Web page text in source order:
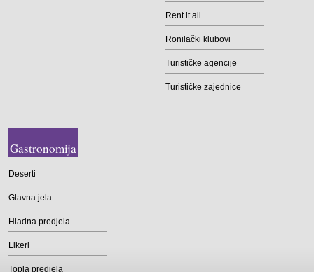
Rent it all
Ronilački klubovi
Turističke agencije
Turističke zajednice
Gastronomija
Deserti
Glavna jela
Hladna predjela
Likeri
Topla predjela